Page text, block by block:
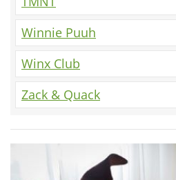
Winnie Puuh
Winx Club
Zack & Quack